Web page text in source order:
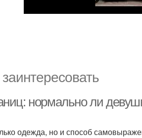
нормально ли
одежда, но и способ